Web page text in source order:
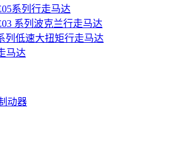
系列行走马达
系列波克兰行走马达
列低速大扭矩行走马达
马达
动器